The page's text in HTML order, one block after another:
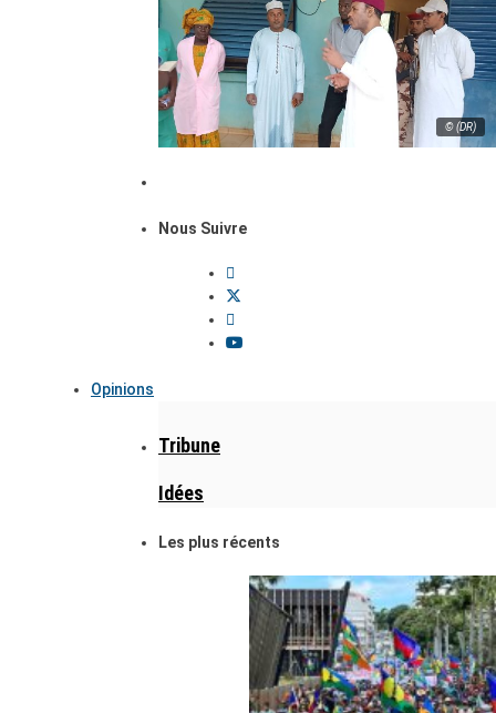
© (DR)
Nous Suivre
Opinions
Tribune
Idées
Les plus récents